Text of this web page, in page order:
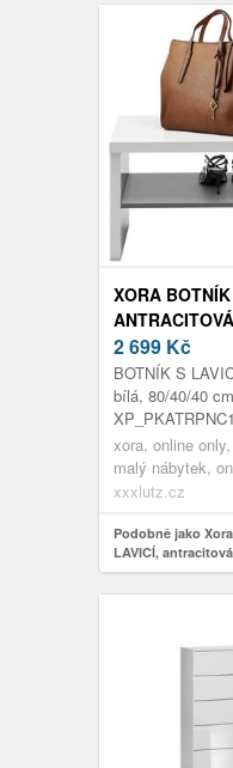
XORA
80/40/40 CM
2 699 Kč
BOTNÍK S
bílá, 80/40/40
WEISS HGL,
LEISTE:
xora, online
malý nábytek,
xxxlutz.cz
Podobně jako
LAVICÍ,